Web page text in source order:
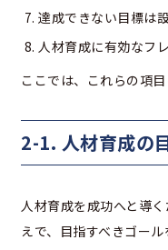
達成できない目標は
人材育成に有効なフ
ここでは、これらの項
2-1. 人材育成の
人材育成を成功へと導
えで、目指すべきゴール